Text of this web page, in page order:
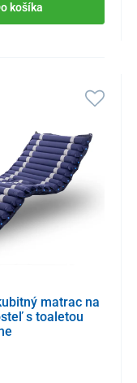
košíka
matrac na
s toaletou